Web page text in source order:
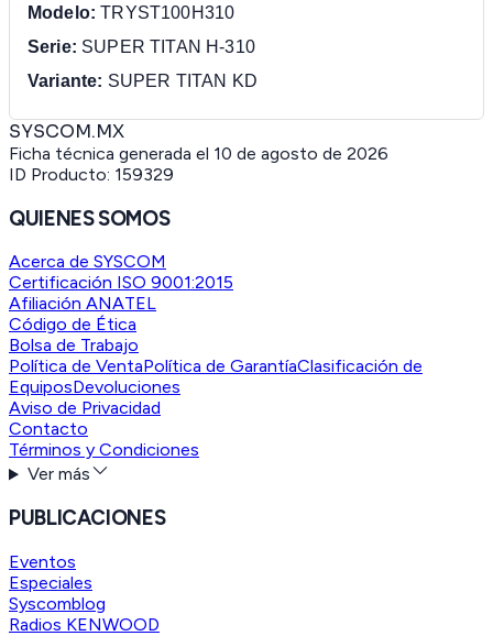
Modelo: TRYST100H310
Serie: SUPER TITAN H-310
Variante: SUPER TITAN KD
SYSCOM.MX
Ficha técnica generada el 10 de agosto de 2026
ID Producto: 159329
QUIENES SOMOS
Acerca de SYSCOM
Certificación ISO 9001:2015
Afiliación ANATEL
Código de Ética
Bolsa de Trabajo
Política de VentaPolítica de GarantíaClasificación de
EquiposDevoluciones
Aviso de Privacidad
Contacto
Términos y Condiciones
Ver más
PUBLICACIONES
Eventos
Especiales
Syscomblog
Radios KENWOOD